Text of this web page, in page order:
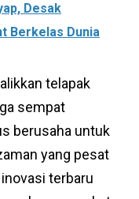
Desak
Berkelas Dunia
telapak
sempat
berusaha untuk
yang pesat
terbaru